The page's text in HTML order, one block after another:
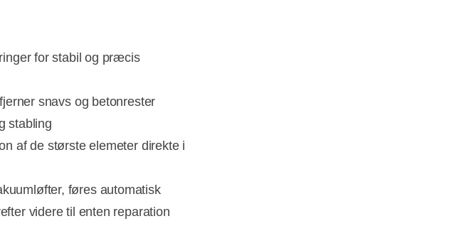
for stabil og præcis
snavs og betonrester
stabling
af de største elemeter direkte i
føres automatisk
videre til enten reparation